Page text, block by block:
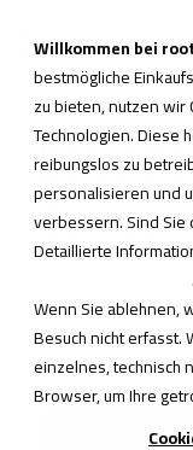
Willkommen bei
bestmögliche
zu bieten, nutzen wir
Technologien. Diese
reibungslos zu
personalisieren und
verbessern. Sind
Detaillierte
.
Wenn Sie ablehnen,
Besuch nicht erfasst.
einzelnes, technisch
Browser, um Ihre
main
content.
Ein exklusives
Kreis – mit
geführter